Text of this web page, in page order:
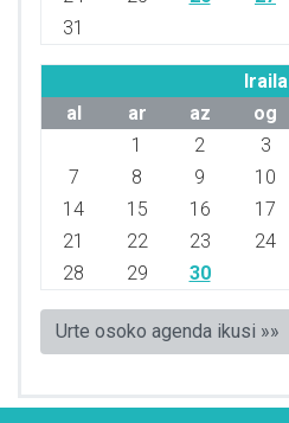
31
Iraila
al
ar az og
1
2 3
7
8 9 10
14
15 16 17
21
22 23 24
28
29 30
Urte osoko agenda ikusi »»